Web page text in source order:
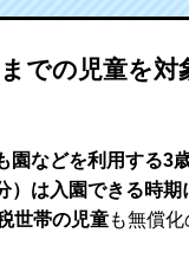
での児童を
園などを利用する3
）は入園できる時
世帯の児童も無償